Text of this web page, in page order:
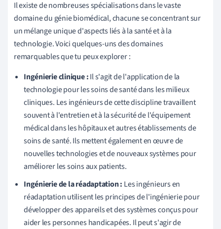
Il existe de nombreuses spécialisations dans le vaste
domaine du génie biomédical, chacune se concentrant sur
un mélange unique d'aspects liés à la santé et à la
technologie. Voici quelques-uns des domaines
remarquables que tu peux explorer :
Ingénierie clinique :Il s'agit de l'application de la
technologie pour les soins de santé dans les milieux
cliniques. Les ingénieurs de cette discipline travaillent
souvent à l'entretien et à la sécurité de l'équipement
médical dans les hôpitaux et autres établissements de
soins de santé. Ils mettent également en œuvre de
nouvelles technologies et de nouveaux systèmes pour
améliorer les soins aux patients.
Ingénierie de la réadaptation : Les ingénieurs en
réadaptation utilisent les principes de l'ingénierie pour
développer des appareils et des systèmes conçus pour
aider les personnes handicapées. Il peut s'agir de